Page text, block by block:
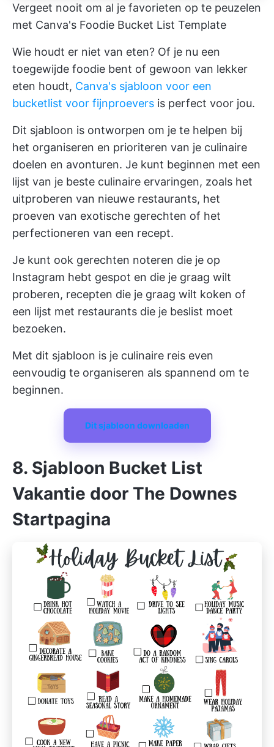
Vergeet nooit om al je favorieten op te peuzelen
met Canva's Foodie Bucket List Template
Wie houdt er niet van eten? Of je nu een
toegewijde foodie bent of gewoon van lekker
eten houdt, Canva's sjabloon voor een
bucketlist voor fijnproevers is perfect voor jou.
Dit sjabloon is ontworpen om je te helpen bij
het organiseren en prioriteren van je culinaire
doelen en avonturen. Je kunt beginnen met een
lijst van je beste culinaire ervaringen, zoals het
uitproberen van nieuwe restaurants, het
proeven van exotische gerechten of het
perfectioneren van een recept.
Je kunt ook gerechten noteren die je op
Instagram hebt gespot en die je graag wilt
proberen, recepten die je graag wilt koken of
een lijst met restaurants die je beslist moet
bezoeken.
Met dit sjabloon is je culinaire reis even
eenvoudig te organiseren als spannend om te
beginnen.
Dit sjabloon downloaden
8. Sjabloon Bucket List
Vakantie door The Downes
Startpagina